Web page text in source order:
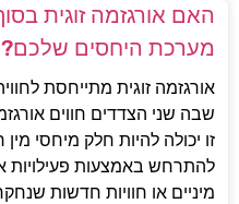
האם אורגזמה זוגית
מערכת היחסים שלכם?
אורגזמה זוגית מתייחסת
שבה שני הצדדים חווים
זו יכולה להיות חלק מיחסי
להתרחש באמצעות
מיניים או חוויות חדשות